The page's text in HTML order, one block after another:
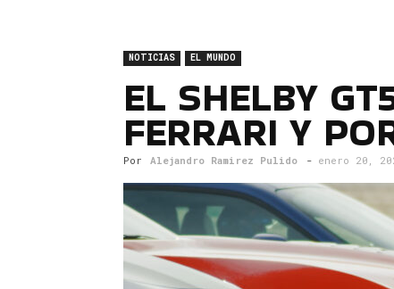
NOTICIAS EL MUNDO
EL SHELBY
FERRARI Y
Por Alejandro Ramirez Pulido - enero 20,